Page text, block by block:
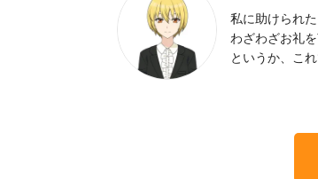
私に助けられた
わざわざお礼
というか、こ